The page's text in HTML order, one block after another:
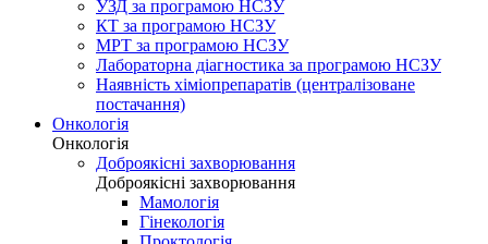
УЗД за програмою НСЗУ
КТ за програмою НСЗУ
МРТ за програмою НСЗУ
Лабораторна діагностика за програмою НСЗУ
Наявність хіміопрепаратів (централізоване
постачання)
Онкологія
Онкологія
Доброякісні захворювання
Доброякісні захворювання
Мамологія
Гінекологія